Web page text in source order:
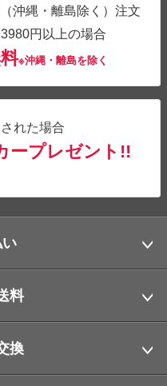
沖縄・離島除く）注文
円以上の場合
※沖縄・離島を除く
れた場合
ープレゼント!!
料
換